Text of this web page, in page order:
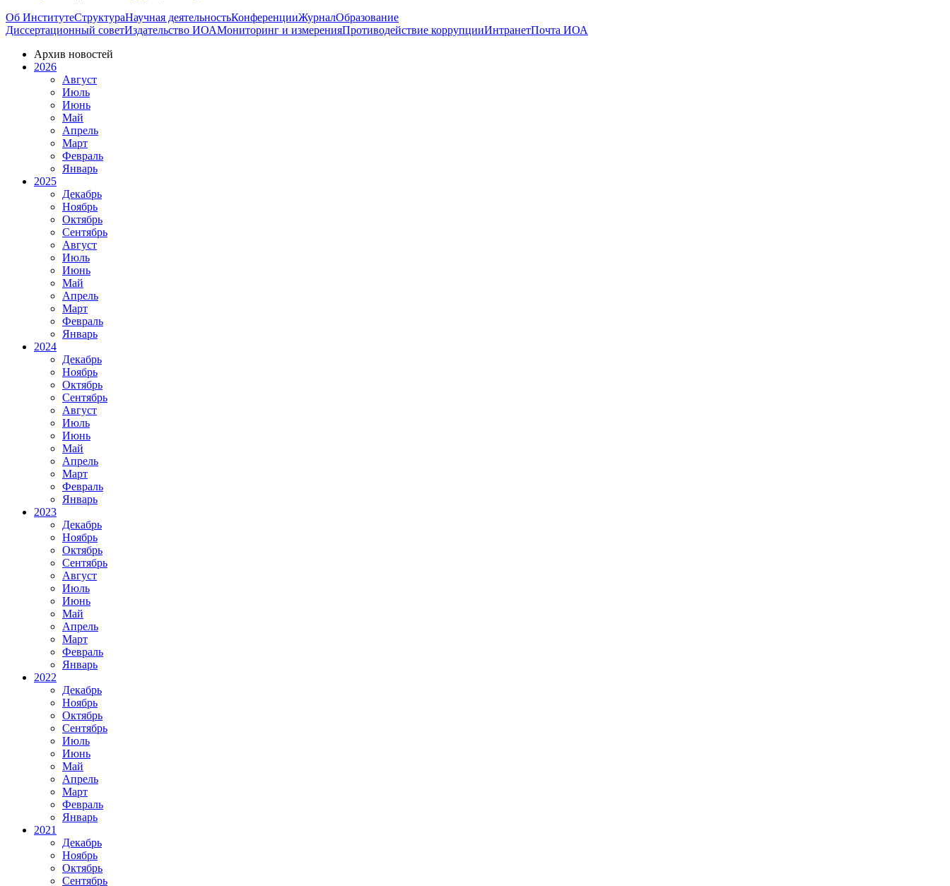
Об ИнститутеСтруктураНаучная деятельностьКонференцииЖурналОбразование
Диссертационный советИздательство ИОАМониторинг и измеренияПротиводействие коррупцииИнтранетПочта ИОА
Архив новостей
2026
Август
Июль
Июнь
Май
Апрель
Март
Февраль
Январь
2025
Декабрь
Ноябрь
Октябрь
Сентябрь
Август
Июль
Июнь
Май
Апрель
Март
Февраль
Январь
2024
Декабрь
Ноябрь
Октябрь
Сентябрь
Август
Июль
Июнь
Май
Апрель
Март
Февраль
Январь
2023
Декабрь
Ноябрь
Октябрь
Сентябрь
Август
Июль
Июнь
Май
Апрель
Март
Февраль
Январь
2022
Декабрь
Ноябрь
Октябрь
Сентябрь
Июль
Июнь
Май
Апрель
Март
Февраль
Январь
2021
Декабрь
Ноябрь
Октябрь
Сентябрь